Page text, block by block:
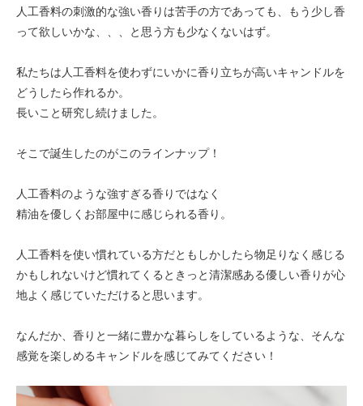
人工香料の刺激的な強い香りは苦手の方であっても、もう少し香
って欲しいかな、、、と思う方も少なくないはず。
私たちは人工香料を使わずにいかに香り立ちが高いキャンドルを
どうしたら作れるか。
長いこと研究し続けました。
そこで誕生したのがこのラインナップ！
人工香料のような強すぎる香りではなく
精油を優しくお部屋中に感じられる香り。
人工香料を使い慣れている方だともしかしたら物足りなく感じる
かもしれないけど慣れてくるときっと清潔感ある優しい香りが心
地よく感じていただけると思います。
なんだか、香りと一緒に豊かな暮らしをしているような、そんな
感覚を楽しめるキャンドルを感じてみてください！